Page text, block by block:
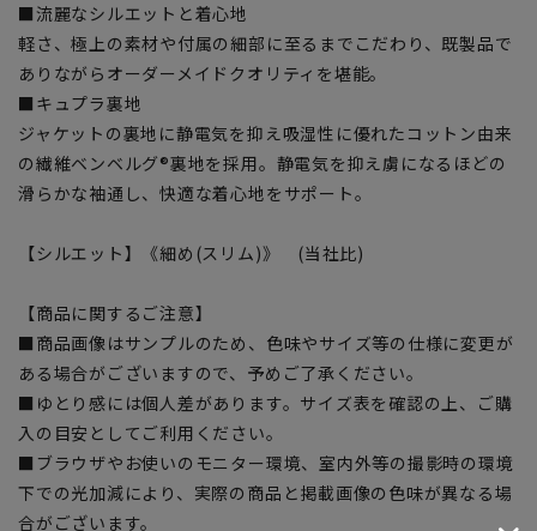
■流麗なシルエットと着心地
軽さ、極上の素材や付属の細部に至るまでこだわり、既製品で
ありながらオーダーメイドクオリティを堪能。
■キュプラ裏地
ジャケットの裏地に静電気を抑え吸湿性に優れたコットン由来
の繊維ベンベルグ®裏地を採用。静電気を抑え虜になるほどの
滑らかな袖通し、快適な着心地をサポート。
【シルエット】《細め(スリム)》 (当社比)
【商品に関するご注意】
■商品画像はサンプルのため、色味やサイズ等の仕様に変更が
ある場合がございますので、予めご了承ください。
■ゆとり感には個人差があります。サイズ表を確認の上、ご購
入の目安としてご利用ください。
■ブラウザやお使いのモニター環境、室内外等の撮影時の環境
下での光加減により、実際の商品と掲載画像の色味が異なる場
合がございます。